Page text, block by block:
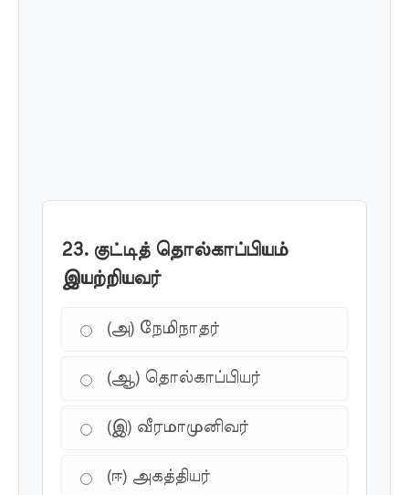
23. குட்டித் தொல்காப்பியம்
இயற்றியவர்
(அ) நேமிநாதர்
(ஆ) தொல்காப்பியர்
(இ) வீரமாமுனிவர்
(ஈ) அகத்தியர்